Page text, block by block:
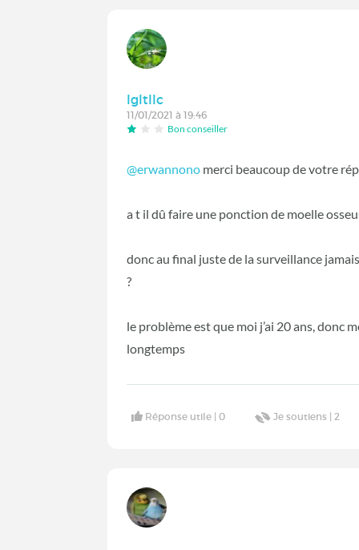
lgltllc
11/01/2021 à 19:46
Bon conseiller
@erwannono merci beaucoup de votre
a t il dû faire une ponction de moelle
donc au final juste de la surveillance
?
le problème est que moi j’ai 20 ans, donc
longtemps
Réponse utile |0 Je soutiens |2